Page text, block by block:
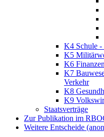
K4 Schule -
K5
K6 Finanzen
K7
Verkehr
K8
K9
Staatsverträge
Zur Publikation im
Weitere Entscheide